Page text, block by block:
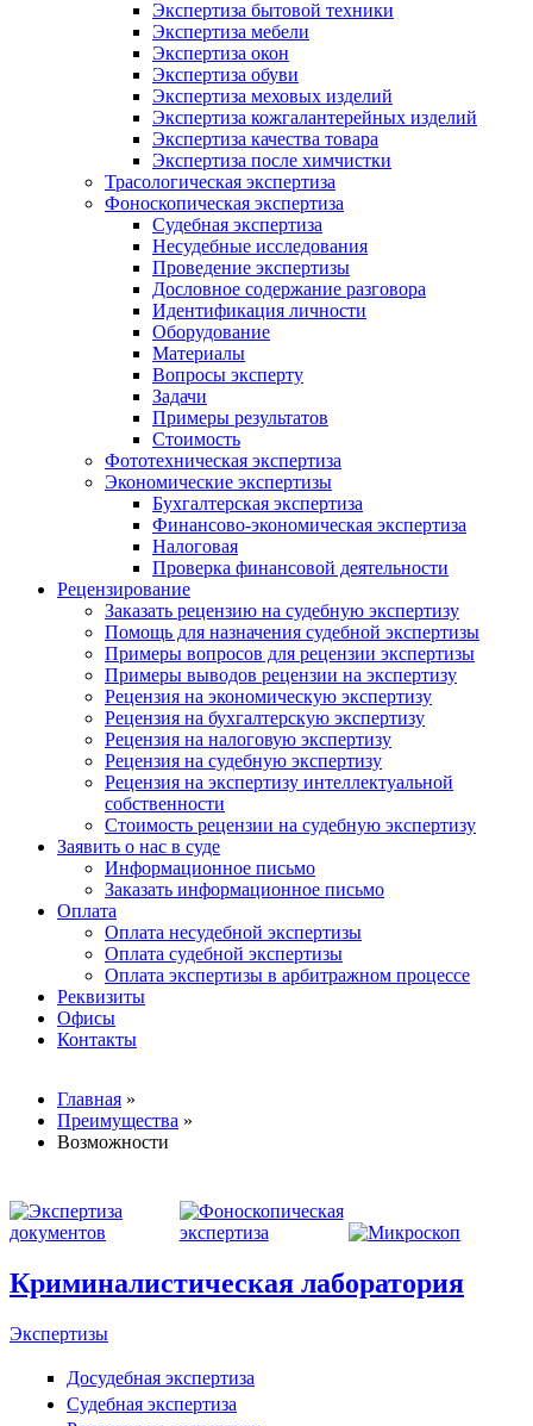
Экспертиза бытовой техники
Экспертиза мебели
Экспертиза окон
Экспертиза обуви
Экспертиза меховых изделий
Экспертиза кожгалантерейных изделий
Экспертиза качества товара
Экспертиза после химчистки
Трасологическая экспертиза
Фоноскопическая экспертиза
Судебная экспертиза
Несудебные исследования
Проведение экспертизы
Дословное содержание разговора
Идентификация личности
Оборудование
Материалы
Вопросы эксперту
Задачи
Примеры результатов
Стоимость
Фототехническая экспертиза
Экономические экспертизы
Бухгалтерская экспертиза
Финансово-экономическая экспертиза
Налоговая
Проверка финансовой деятельности
Рецензирование
Заказать рецензию на судебную экспертизу
Помощь для назначения судебной экспертизы
Примеры вопросов для рецензии экспертизы
Примеры выводов рецензии на экспертизу
Рецензия на экономическую экспертизу
Рецензия на бухгалтерскую экспертизу
Рецензия на налоговую экспертизу
Рецензия на судебную экспертизу
Рецензия на экспертизу интеллектуальной
собственности
Стоимость рецензии на судебную экспертизу
Заявить о нас в суде
Информационное письмо
Заказать информационное письмо
Оплата
Оплата несудебной экспертизы
Оплата судебной экспертизы
Оплата экспертизы в арбитражном процессе
Реквизиты
Офисы
Контакты
Вы здесьГлавная »
Преимущества »
Возможности
Криминалистическая лаборатория
Экспертизы
Досудебная экспертиза
Судебная экспертиза